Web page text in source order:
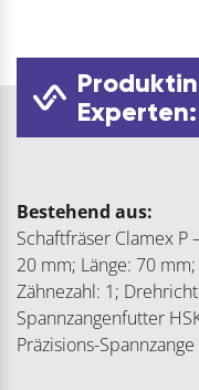
Experten:
Bestehend aus:
Schaftfräser Clamex P
20 mm; Länge: 70
Zähnezahl: 1;
Spannzangenfutter
Präzisions-